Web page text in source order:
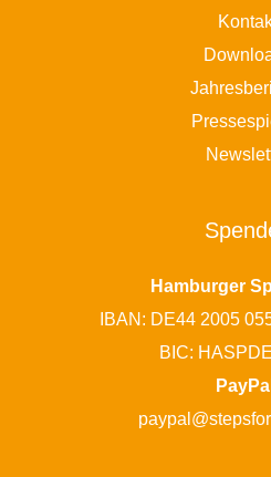
Hamburger
IBAN: DE44 2005
BIC: